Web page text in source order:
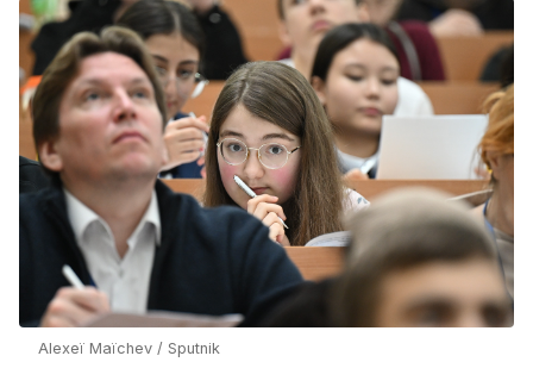
Alexeï Maïchev / Sputnik